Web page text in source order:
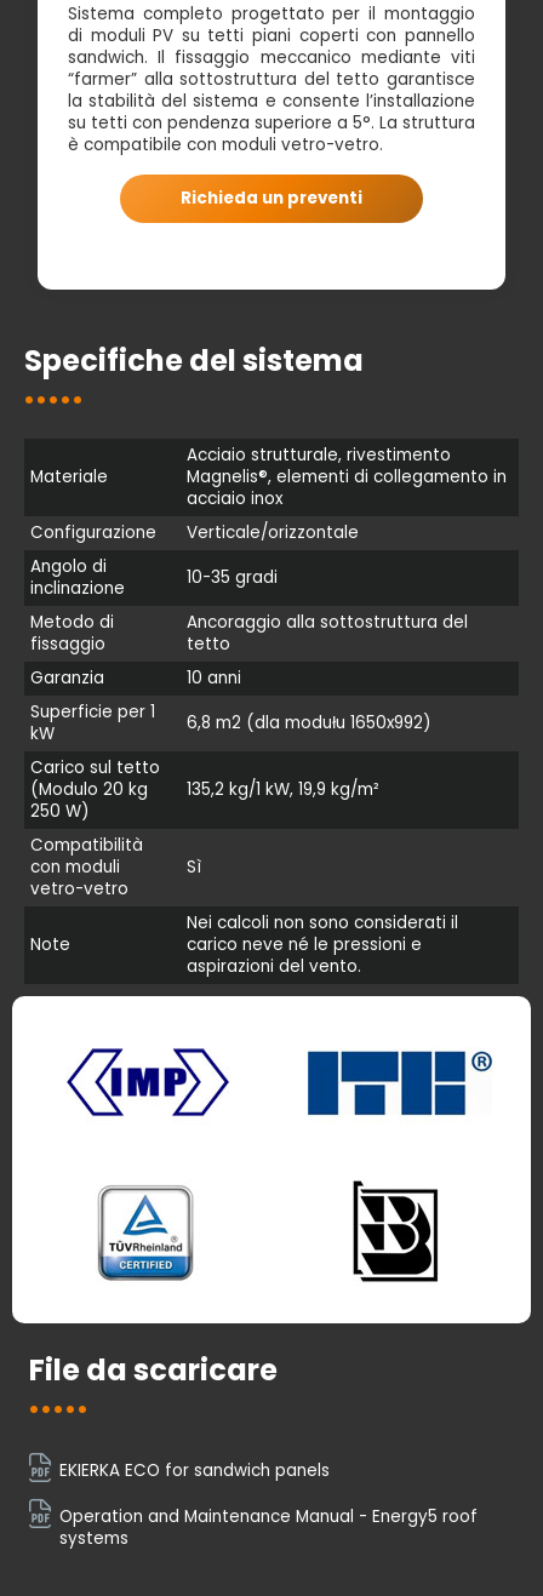
Sistema completo progettato per il montaggio
di moduli PV su tetti piani coperti con pannello
sandwich. Il fissaggio meccanico mediante viti
“farmer” alla sottostruttura del tetto garantisce
la stabilità del sistema e consente l’installazione
su tetti con pendenza superiore a 5°. La struttura
è compatibile con moduli vetro-vetro.
Richieda un preventi
Specifiche del sistema
Materiale
Acciaio strutturale, rivestimento
Magnelis®, elementi di collegamento in
acciaio inox
Configurazione
Verticale/orizzontale
Angolo di
inclinazione
10-35 gradi
Metodo di
fissaggio
Ancoraggio alla sottostruttura del
tetto
Garanzia
10 anni
Superficie per 1
kW
6,8 m2 (dla modułu 1650x992)
Carico sul tetto
(Modulo 20 kg
250 W)
135,2 kg/1 kW, 19,9 kg/m²
Compatibilità
con moduli
vetro-vetro
Sì
Note
Nei calcoli non sono considerati il
carico neve né le pressioni e
aspirazioni del vento.
File da scaricare
EKIERKA ECO for sandwich panels
Operation and Maintenance Manual - Energy5 roof
systems